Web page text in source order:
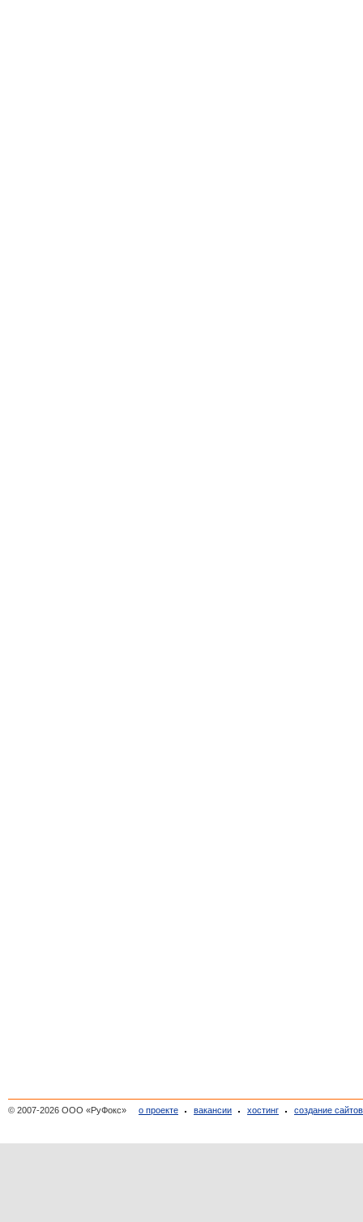
© 2007-2026 ООО «РуФокс» о проекте вакансии хостинг создание сайтов